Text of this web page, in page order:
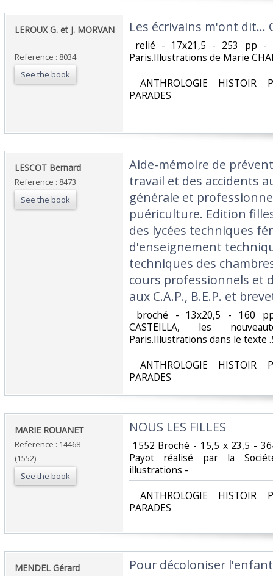
‎LEROUX G. et J. MORVAN
Reference : 8034
See the book
‎Les écrivains m'ont dit...
relié - 17x21,5 - 253 pp -
Paris.Illustrations de Marie
ANTHROLOGIE HISTOIR
PARADES‎
‎LESCOT Bernard‎
Reference : 8473
See the book
‎Aide-mémoire de
travail et des accidents
générale et
puériculture. Edition
des lycées techniques
d'enseignement
techniques des
cours professionnels et
aux C.A.P., B.E.P. et
broché - 13x20,5 - 160
CASTEILLA, les
Paris.Illustrations dans le texte
ANTHROLOGIE HISTOIR
PARADES‎
‎MARIE ROUANET ‎
Reference : 14468
(1552)
See the book
‎NOUS LES FILLES ‎
1552 Broché - 15,5 x 23,5 -
Payot réalisé par la
illustrations - ‎
ANTHROLOGIE HISTOIR
PARADES‎
‎MENDEL Gérard‎
‎Pour décoloniser